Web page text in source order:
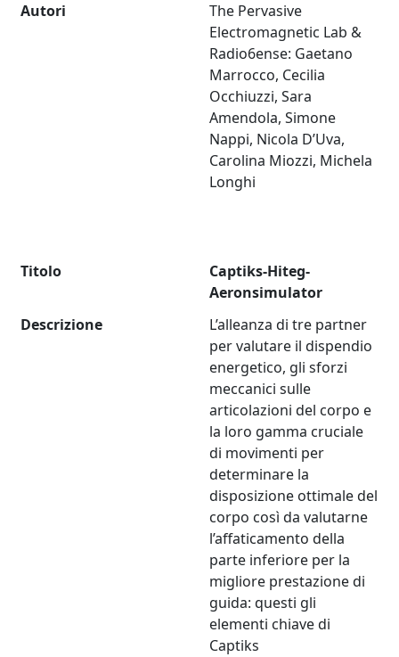
Autori
The Pervasive
Electromagnetic Lab &
Radio6ense: Gaetano
Marrocco, Cecilia
Occhiuzzi, Sara
Amendola, Simone
Nappi, Nicola D’Uva,
Carolina Miozzi, Michela
Longhi
Titolo
Captiks-Hiteg-
Aeronsimulator
Descrizione
L’alleanza di tre partner
per valutare il dispendio
energetico, gli sforzi
meccanici sulle
articolazioni del corpo e
la loro gamma cruciale
di movimenti per
determinare la
disposizione ottimale del
corpo così da valutarne
l’affaticamento della
parte inferiore per la
migliore prestazione di
guida: questi gli
elementi chiave di
Captiks